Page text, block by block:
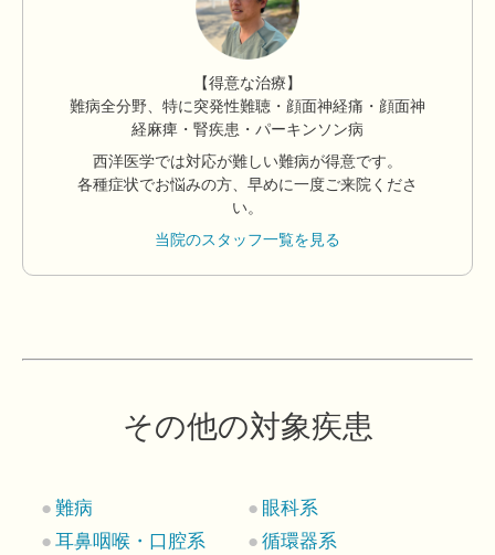
【得意な治療】
難病全分野、特に突発性難聴・顔面神経痛・顔面神
経麻痺・腎疾患・パーキンソン病
西洋医学では対応が難しい難病が得意です。
各種症状でお悩みの方、早めに一度ご来院くださ
い。
当院のスタッフ一覧を見る
その他の対象疾患
難病
眼科系
耳鼻咽喉・口腔系
循環器系